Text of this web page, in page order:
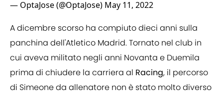
— OptaJose (@OptaJose) May 11, 2022
A dicembre scorso ha compiuto dieci anni sulla
panchina dell'Atletico Madrid. Tornato nel club in
cui aveva militato negli anni Novanta e Duemila
prima di chiudere la carriera al Racing, il percorso
di Simeone da allenatore non è stato molto diverso